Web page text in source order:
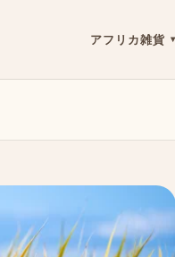
アフリカ雑貨